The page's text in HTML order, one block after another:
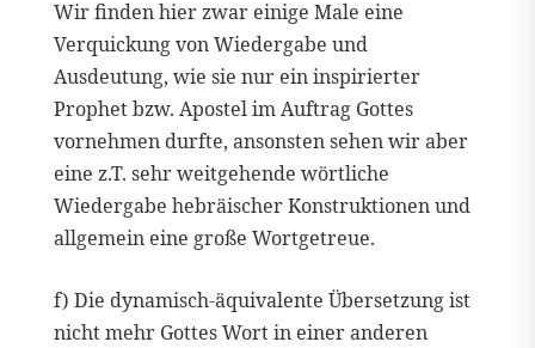
Wir finden hier zwar einige Male eine
Verquickung von Wiedergabe und
Ausdeutung, wie sie nur ein inspirierter
Prophet bzw. Apostel im Auftrag Gottes
vornehmen durfte, ansonsten sehen wir aber
eine z.T. sehr weitgehende wörtliche
Wiedergabe hebräischer Konstruktionen und
allgemein eine große Wortgetreue.
f) Die dynamisch-äquivalente Übersetzung ist
nicht mehr Gottes Wort in einer anderen